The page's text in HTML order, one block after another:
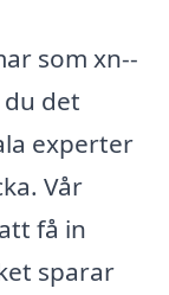
som xn--
det
experter
Vår
få in
sparar